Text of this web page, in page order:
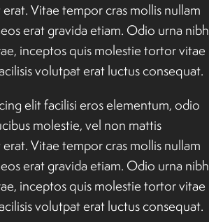
Vitae tempor cras mollis nullam
erat gravida etiam. Odio urna nibh
inceptos quis molestie tortor vitae
volutpat erat luctus consequat.
elit facilisi eros elementum, odio
molestie, vel non mattis
Vitae tempor cras mollis nullam
erat gravida etiam. Odio urna nibh
inceptos quis molestie tortor vitae
volutpat erat luctus consequat.